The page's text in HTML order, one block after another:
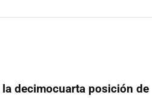
decimocuarta posición de